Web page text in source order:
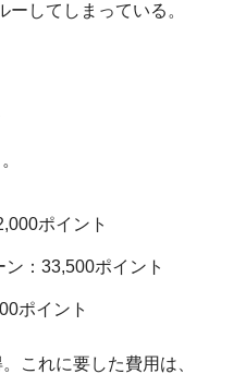
してしまっている。
ポイント
ン：33,500ポイント
ポイント
これに要した費用は、